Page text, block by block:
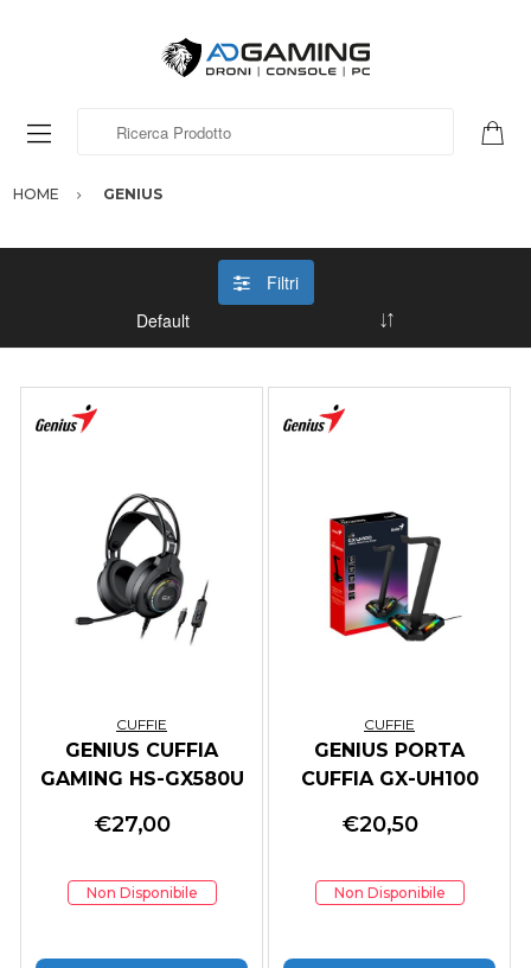
HOME GENIUS
Filtri
CUFFIE
GENIUS CUFFIA
GAMING HS-GX580U
€27,00
Non Disponibile
CUFFIE
GENIUS PORTA
CUFFIA GX-UH100
€20,50
Non Disponibile